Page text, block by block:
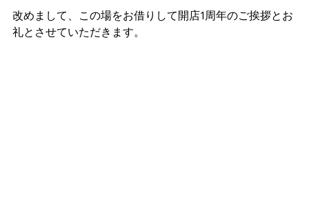
改めまして、この場をお借りして開店1周年のご挨拶とお
礼とさせていただきます。